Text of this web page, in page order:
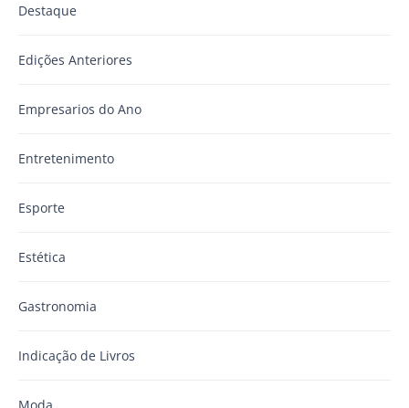
Destaque
Edições Anteriores
Empresarios do Ano
Entretenimento
Esporte
Estética
Gastronomia
Indicação de Livros
Moda